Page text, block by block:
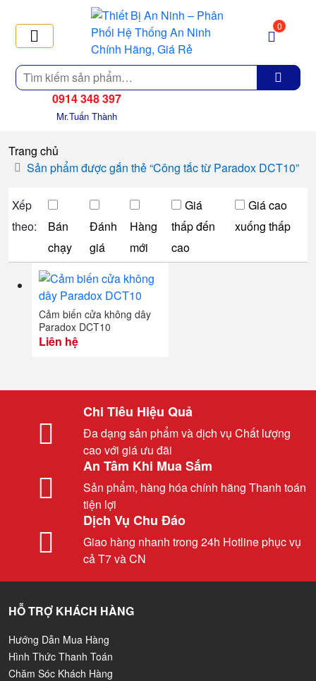
Tìm
kiếm
0
0914 348 397
Mr.Tuấn Thành
Trang chủ
Sản phẩm được gắn thẻ “Công tắc từ Paradox DCT10”
Xếp
theo:
Bán
chạy
Đánh
giá
Hàng
mới
Giá
thấp đến
cao
Giá cao
xuống thấp
Cảm biến cửa không dây
Paradox DCT10
Liên hệ
Chi Tiêu Hiệu Quả
Đa dạng sản phẩm và dịch vụ Chất lượng
cao với giá ưu đãi
An Tâm Khi Mua Sắm
Sản phẩm, hàng hóa chính hãng Thanh toán
tiện lợi
Dịch Vụ Chu Đáo
Giao hàng nhanh trong 24h Hotline phục vụ
cả T7 và CN
HỖ TRỢ KHÁCH HÀNG
Hướng Dẫn Mua Hàng
Hình Thức Thanh Toán
Chăm Sóc Khách Hàng